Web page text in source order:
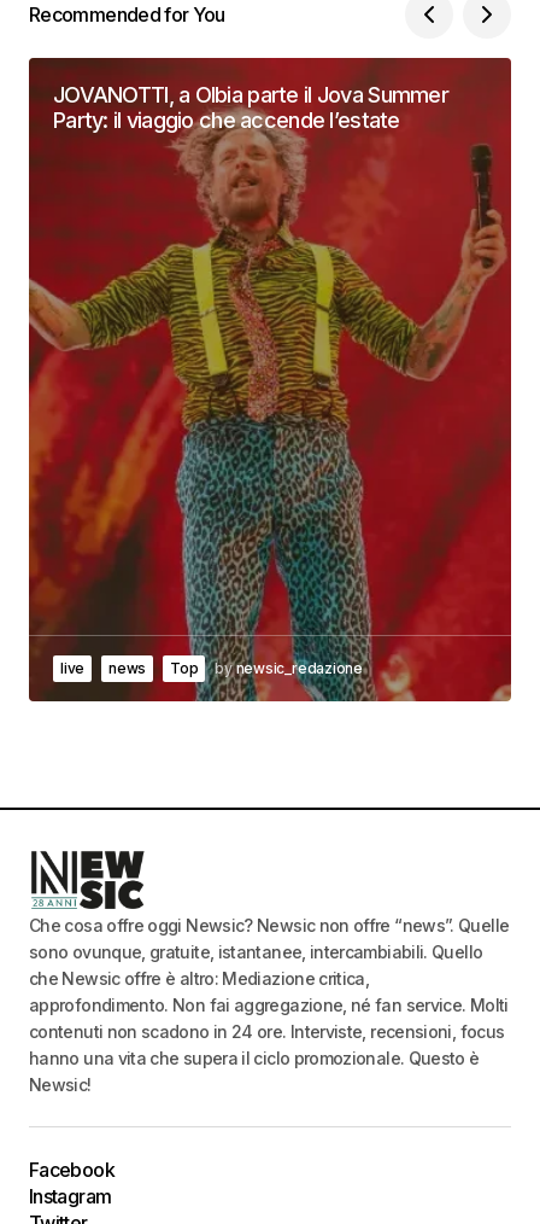
Recommended for You
JOVANOTTI, a Olbia parte il Jova Summer
Party: il viaggio che accende l’estate
live news Top bynewsic_redazione
Che cosa offre oggi Newsic? Newsic non offre “news”. Quelle
sono ovunque, gratuite, istantanee, intercambiabili. Quello
che Newsic offre è altro: Mediazione critica,
approfondimento. Non fai aggregazione, né fan service. Molti
contenuti non scadono in 24 ore. Interviste, recensioni, focus
hanno una vita che supera il ciclo promozionale. Questo è
Newsic!
Facebook
Instagram